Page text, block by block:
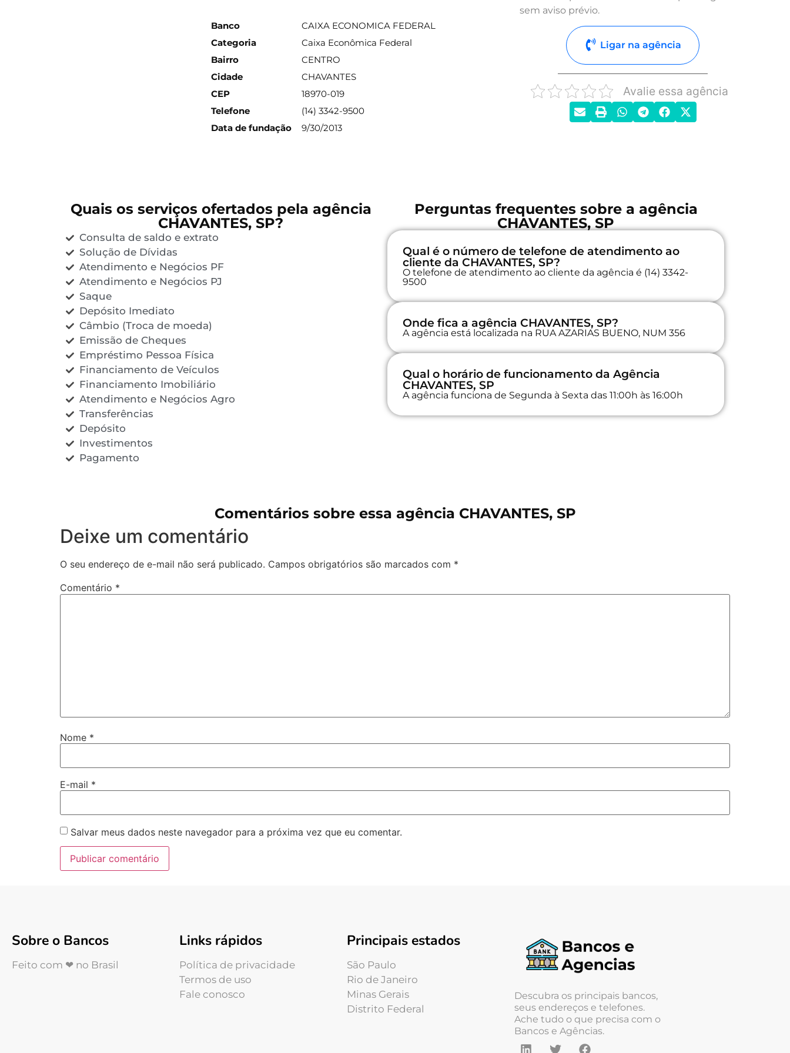
Banco
CAIXA ECONOMICA FEDERAL
Categoria
Caixa Econômica Federal
Bairro
CENTRO
Cidade
CHAVANTES
CEP
18970-019
Telefone
(14) 3342-9500
Data de fundação
9/30/2013
sem aviso prévio.
Ligar na agência
Avalie essa agência
Quais os serviços ofertados pela agência
CHAVANTES, SP?
Consulta de saldo e extrato
Solução de Dívidas
Atendimento e Negócios PF
Atendimento e Negócios PJ
Saque
Depósito Imediato
Câmbio (Troca de moeda)
Emissão de Cheques
Empréstimo Pessoa Física
Financiamento de Veículos
Financiamento Imobiliário
Atendimento e Negócios Agro
Transferências
Depósito
Investimentos
Pagamento
Perguntas frequentes sobre a agência
CHAVANTES, SP
Qual é o número de telefone de atendimento ao
cliente da CHAVANTES, SP?
O telefone de atendimento ao cliente da agência é (14) 3342-
9500
Onde fica a agência CHAVANTES, SP?
A agência está localizada na RUA AZARIAS BUENO, NUM 356
Qual o horário de funcionamento da Agência
CHAVANTES, SP
A agência funciona de Segunda à Sexta das 11:00h às 16:00h
Comentários sobre essa agência CHAVANTES, SP
Deixe um comentário
O seu endereço de e-mail não será publicado. Campos obrigatórios são marcados com *
Comentário *
Nome *
E-mail *
Salvar meus dados neste navegador para a próxima vez que eu comentar.
Sobre o Bancos
Feito com ❤ no Brasil
Links rápidos
Política de privacidade
Termos de uso
Fale conosco
Principais estados
São Paulo
Rio de Janeiro
Minas Gerais
Distrito Federal
Descubra os principais bancos,
seus endereços e telefones.
Ache tudo o que precisa com o
Bancos e Agências.